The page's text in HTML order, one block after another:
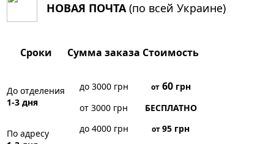
НОВАЯ ПОЧТА(по всей Украине)
Сроки Сумма заказа Стоимость
До отделения
1-3 дня
до 3000 грн от60грн
от 3000 грн
БЕСПЛАТНО
По адресу
до 4000 грн от95 грн